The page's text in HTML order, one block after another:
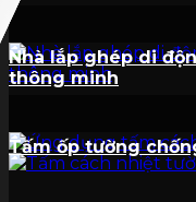
Nhà lắp ghép di
thông minh
Tấm ốp tường